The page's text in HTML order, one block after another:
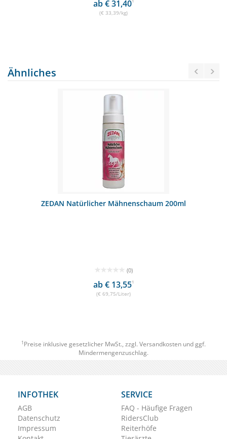
ab € 31,40
(€ 33,39/kg)
Ähnliches
ZEDAN Natürlicher Mähnenschaum 200ml
(0)
ab € 13,551
(€ 69,75/Liter)
1 Preise inklusive gesetzlicher MwSt., zzgl. Versandkosten und ggf.
Mindermengenzuschlag.
INFOTHEK
AGB
Datenschutz
Impressum
SERVICE
FAQ - Häufige Fragen
RidersClub
Reiterhöfe